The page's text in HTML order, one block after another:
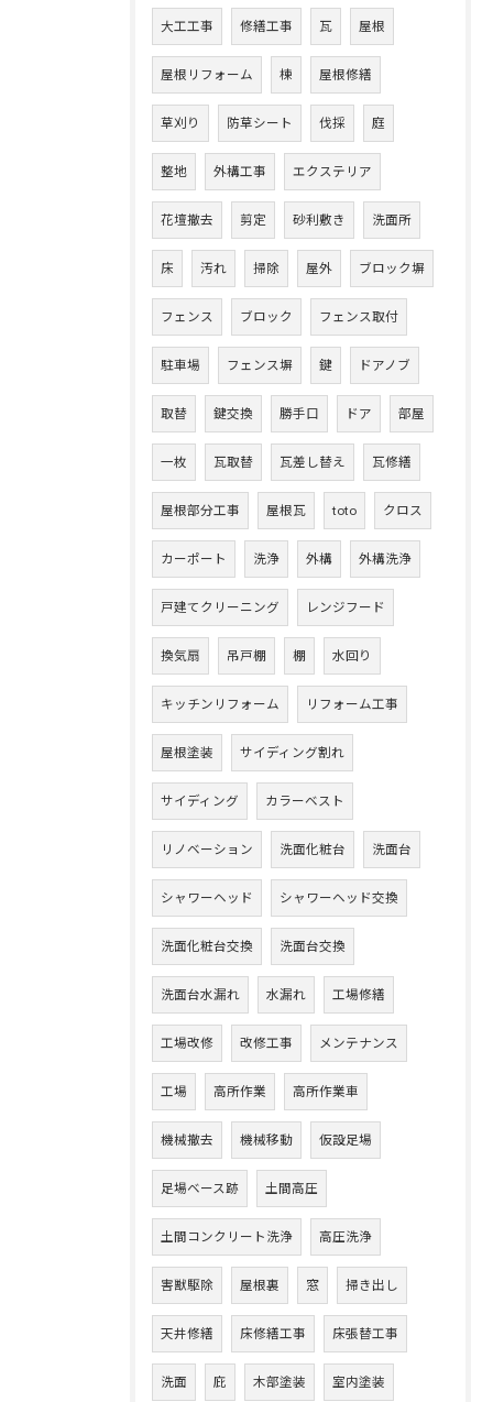
大工工事 修繕工事 瓦 屋根
屋根リフォーム 棟 屋根修繕
草刈り 防草シート 伐採 庭
整地 外構工事 エクステリア
花壇撤去 剪定 砂利敷き 洗面所
床 汚れ 掃除 屋外 ブロック塀
フェンス ブロック フェンス取付
駐車場 フェンス塀 鍵 ドアノブ
取替 鍵交換 勝手口 ドア 部屋
一枚 瓦取替 瓦差し替え 瓦修繕
屋根部分工事 屋根瓦 toto クロス
カーポート 洗浄 外構 外構洗浄
戸建てクリーニング レンジフード
換気扇 吊戸棚 棚 水回り
キッチンリフォーム リフォーム工事
屋根塗装 サイディング割れ
サイディング カラーベスト
リノベーション 洗面化粧台 洗面台
シャワーヘッド シャワーヘッド交換
洗面化粧台交換 洗面台交換
洗面台水漏れ 水漏れ 工場修繕
工場改修 改修工事 メンテナンス
工場 高所作業 高所作業車
機械撤去 機械移動 仮設足場
足場ベース跡 土間高圧
土間コンクリート洗浄 高圧洗浄
害獣駆除 屋根裏 窓 掃き出し
天井修繕 床修繕工事 床張替工事
洗面 庇 木部塗装 室内塗装